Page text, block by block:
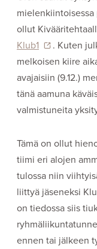
mielenkiintoisessa
ollut
Klub1
. Kuten
melkoisen kiire
avajaisiin (9.12.)
tänä aamuna
valmistuneita
Tämä on ollut
tiimi eri alojen
tulossa niin
liittyä jäseneksi
on tiedossa siis
ennen tai jälkeen